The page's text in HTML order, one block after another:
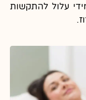
עלול להתקשות